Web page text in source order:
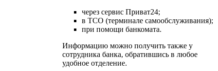
через сервис Приват24;
в ТСО (терминале самообслуживания);
при помощи банкомата.
Информацию можно получить также у
сотрудника банка, обратившись в любое
удобное отделение.